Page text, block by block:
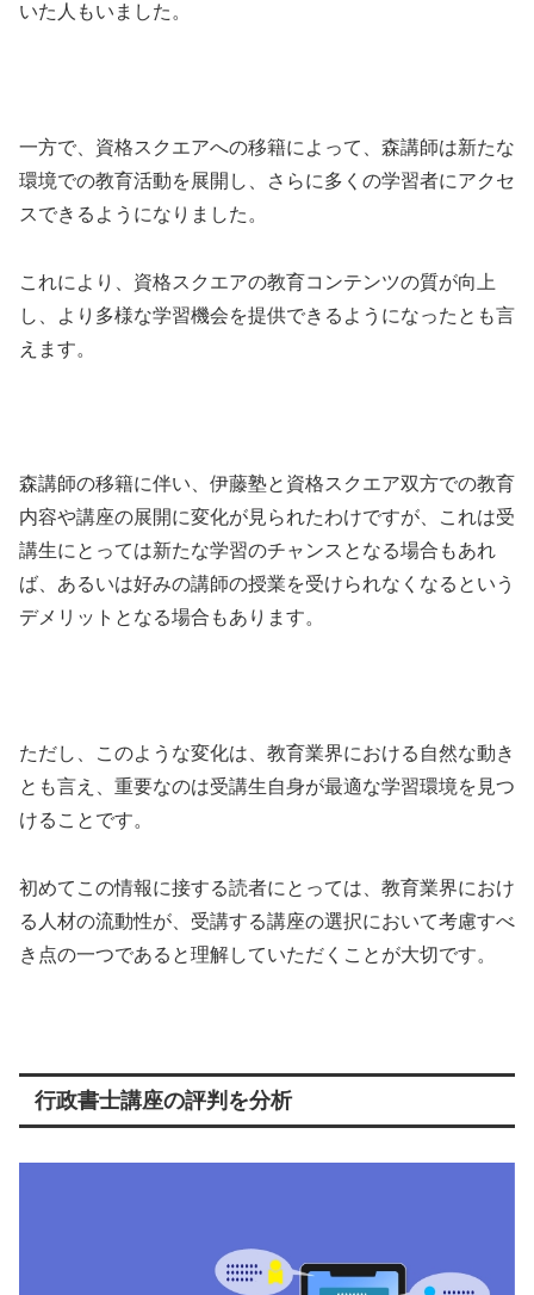
いた人もいました。
一方で、資格スクエアへの移籍によって、森講師は新たな
環境での教育活動を展開し、さらに多くの学習者にアクセ
スできるようになりました。
これにより、資格スクエアの教育コンテンツの質が向上
し、より多様な学習機会を提供できるようになったとも言
えます。
森講師の移籍に伴い、伊藤塾と資格スクエア双方での教育
内容や講座の展開に変化が見られたわけですが、これは受
講生にとっては新たな学習のチャンスとなる場合もあれ
ば、あるいは好みの講師の授業を受けられなくなるという
デメリットとなる場合もあります。
ただし、このような変化は、教育業界における自然な動き
とも言え、重要なのは受講生自身が最適な学習環境を見つ
けることです。
初めてこの情報に接する読者にとっては、教育業界におけ
る人材の流動性が、受講する講座の選択において考慮すべ
き点の一つであると理解していただくことが大切です。
行政書士講座の評判を分析